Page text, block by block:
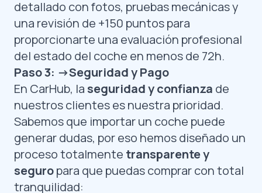
detallado con fotos, pruebas mecánicas y
una revisión de +150 puntos para
proporcionarte una evaluación profesional
del estado del coche en menos de 72h.
Paso 3: ->Seguridad y Pago
En CarHub, laseguridad y confianza de
nuestros clientes es nuestra prioridad.
Sabemos que importar un coche puede
generar dudas, por eso hemos diseñado un
proceso totalmente transparente y
seguropara que puedas comprar con total
tranquilidad: